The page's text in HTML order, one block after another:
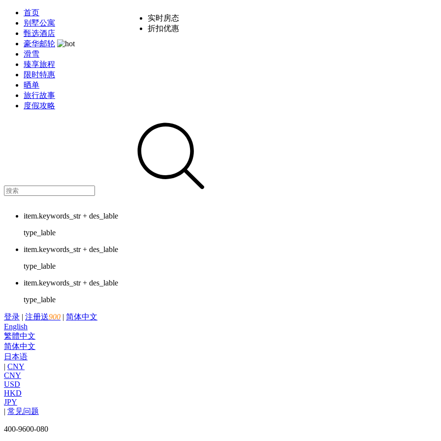
首页
别墅公寓
甄选酒店
豪华邮轮
滑雪
臻享旅程
限时特惠
晒单
旅行故事
度假攻略
item.keywords_str + des_lable
type_lable
item.keywords_str + des_lable
type_lable
item.keywords_str + des_lable
type_lable
登录 | 注册送900 | 简体中文
English
繁體中文
简体中文
日本语
| CNY
CNY
USD
HKD
JPY
| 常见问题
400-9600-080
实时房态
折扣优惠